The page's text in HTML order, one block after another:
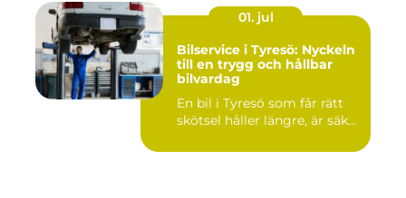
01. jul
Bilservice i Tyresö: Nyckeln
till en trygg och hållbar
bilvardag
En bil i Tyresö som får rätt
skötsel håller längre, är säk...